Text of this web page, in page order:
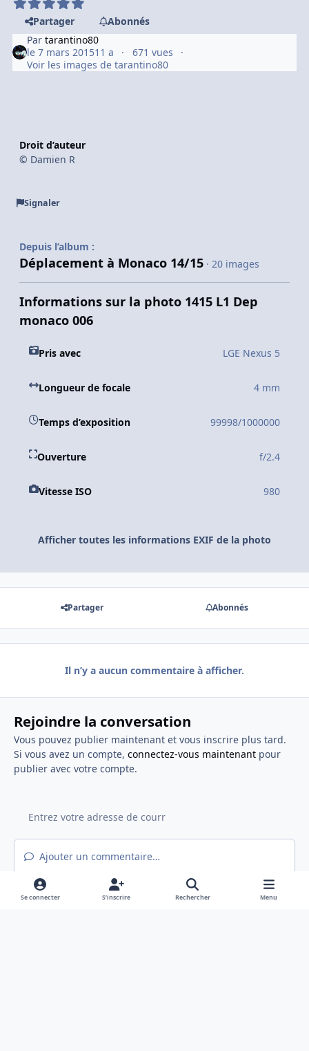
Partager
Abonnés
Partarantino80
le 7 mars 201511 a
671 vues
Voir les images de tarantino80
Droit d’auteur
© Damien R
Signaler
Depuis l’album :
Déplacement à Monaco 14/15 · 20 images
Informations sur la photo 1415 L1 Dep
monaco 006
Pris avec LGE Nexus 5
Longueur de focale 4 mm
Temps d’exposition 99998/1000000
Ouverture f/2.4
Vitesse ISO 980
Afficher toutes les informations EXIF de la photo
Partager Abonnés
Il n’y a aucun commentaire à afficher.
Rejoindre la conversation
Vous pouvez publier maintenant et vous inscrire plus tard.
Si vous avez un compte, connectez-vous maintenantpour
publier avec votre compte.
Ajouter un commentaire…
Se connecter S’inscrire Rechercher Menu